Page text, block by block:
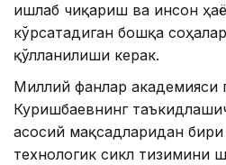
ишлаб чиқариш ва инсон
кўрсатадиган бошқа
қўлланилиши керак.
Миллий фанлар академияси
Куришбаевнинг
асосий мақсадларидан бири
технологик сикл тизимини